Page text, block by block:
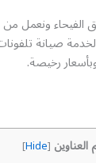
الفيحاء ونعمل
صيانة
رخيصة.
العناوين [
Hide
]